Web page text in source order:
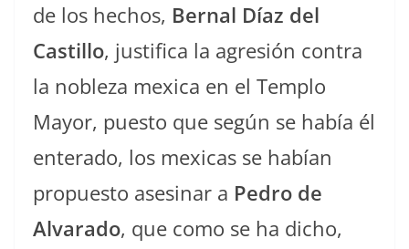
de los hechos, Bernal Díaz del
Castillo, justifica la agresión contra
la nobleza mexica en el Templo
Mayor, puesto que según se había él
enterado, los mexicas se habían
propuesto asesinar a Pedro de
Alvarado, que como se ha dicho,